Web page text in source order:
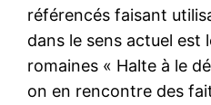
référencés faisant
dans le sens actuel est
romaines « Halte à le
on en rencontre des